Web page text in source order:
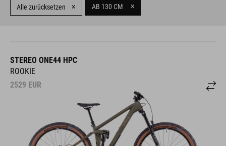
Alle zurücksetzen × AB 130 CM ×
STEREO ONE44 HPC
ROOKIE
2529 EUR